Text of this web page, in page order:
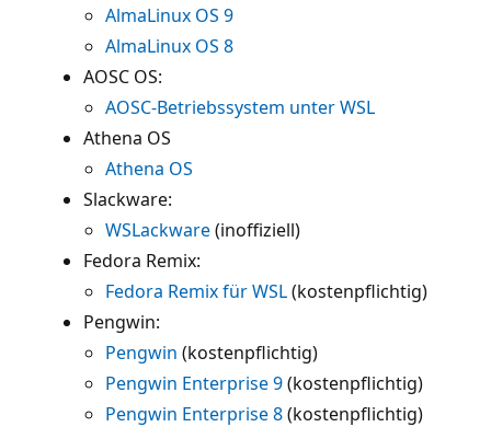
AlmaLinux OS 9
AlmaLinux OS 8
AOSC OS:
AOSC-Betriebssystem unter WSL
Athena OS
Athena OS
Slackware:
WSLackware(inoffiziell)
Fedora Remix:
Fedora Remix für WSL(kostenpflichtig)
Pengwin:
Pengwin (kostenpflichtig)
Pengwin Enterprise 9(kostenpflichtig)
Pengwin Enterprise 8(kostenpflichtig)